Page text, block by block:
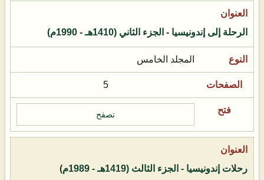
الرحلة إلى إندونيسيا - الجزء الثاني (1410هـ - 1990م)
المجلد الخامس
5
تصفح
رحلات إندونيسيا - الجزء الثالث (1419هـ - 1989م)